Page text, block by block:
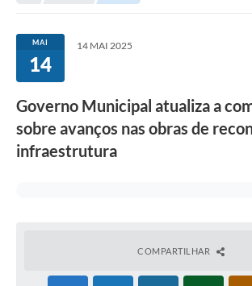
Serviços on-line
Turismo
Coleta seletiva - Informações
A Nossa Cidade
MAI
14
14 MAI 2025
Governo Municipal atualiza a
sobre avanços nas obras de
infraestrutura
COMPARTILHAR